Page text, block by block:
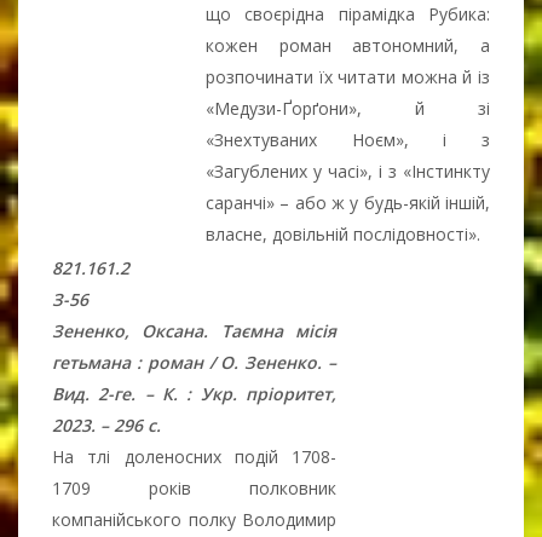
що своєрідна пірамідка Рубика:
кожен роман автономний, а
розпочинати їх читати можна й із
«Медузи-Ґорґони», й зі
«Знехтуваних Ноєм», і з
«Загублених у часі», і з «Інстинкту
саранчі» – або ж у будь-якій іншій,
власне, довільній послідовності».
821.161.2
З-56
Зененко, Оксана. Таємна місія
гетьмана : роман / О. Зененко. –
Вид. 2-ге. – К. : Укр. пріоритет,
2023. – 296 с.
На тлі доленосних подій 1708-
1709 років полковник
компанійського полку Володимир